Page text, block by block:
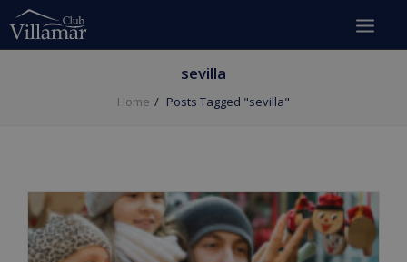
sevilla
Home Posts Tagged "sevilla"